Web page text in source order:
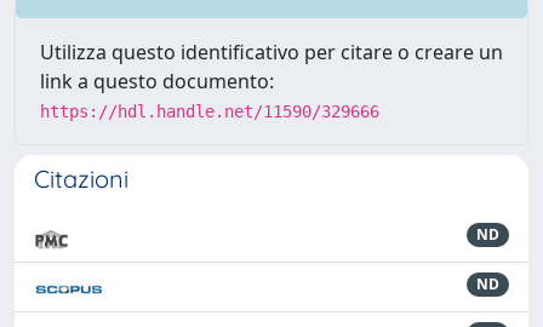
Utilizza questo identificativo per citare o creare un
link a questo documento:
https://hdl.handle.net/11590/329666
Citazioni
ND
ND